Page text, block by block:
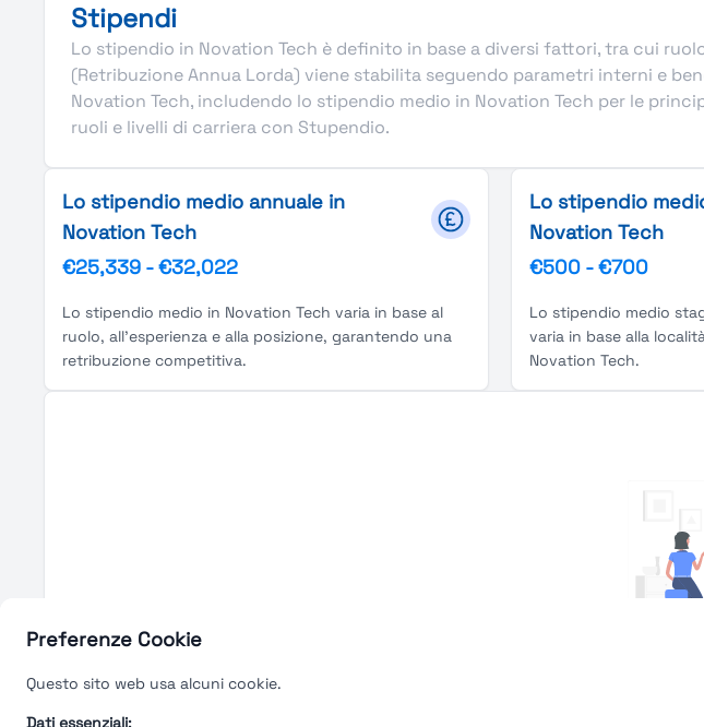
Preferenze Cookie
Questo sito web usa alcuni cookie.
Dati essenziali:
Stipendi
Lo stipendio in Novation Tech è definito in base a diversi fattori, tra cui
(Retribuzione Annua Lorda) viene stabilita seguendo parametri interni e
Novation Tech, includendo lo stipendio medio in Novation Tech per le
ruoli e livelli di carriera con Stupendio.
Lo stipendio medio annuale in
Novation Tech
€25,339 -€32,022
Lo stipendio medio in Novation Tech varia in base al
ruolo, all'esperienza e alla posizione, garantendo una
retribuzione competitiva.
Lo stipendio
Novation Tech
€500 -€700
Lo stipendio medio
varia in base alla
Novation Tech.